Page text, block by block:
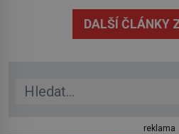
lidstvo pracovalo. Chrání
vysycháním. Dá se říct, že je to
DALŠÍ ČLÁNKY
reklama